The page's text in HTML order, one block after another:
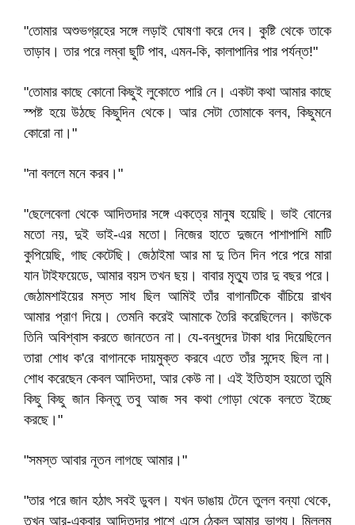
"তোমার অশুভগ্রহের সঙ্গে লড়াই ঘোষণা করে দেব। কুষ্টি থেকে তাকে
তাড়াব। তার পরে লম্বা ছুটি পাব, এমন-কি, কালাপানির পার পর্যন্ত!"
"তোমার কাছে কোনো কিছুই লুকোতে পারি নে। একটা কথা আমার কাছে
স্পষ্ট হয়ে উঠছে কিছুদিন থেকে। আর সেটা তোমাকে বলব, কিছুমনে
কোরো না।"
"না বললে মনে করব।"
"ছেলেবেলা থেকে আদিতদার সঙ্গে একত্রে মানুষ হয়েছি। ভাই বোনের
মতো নয়, দুই ভাই-এর মতো। নিজের হাতে দুজনে পাশাপাশি মাটি
কুপিয়েছি, গাছ কেটেছি। জেঠাইমা আর মা দু তিন দিন পরে পরে মারা
যান টাইফয়েডে, আমার বয়স তখন ছয়। বাবার মৃত্যু তার দু বছর পরে।
জেঠামশাইয়ের মস্ত সাধ ছিল আমিই তাঁর বাগানটিকে বাঁচিয়ে রাখব
আমার প্রাণ দিয়ে। তেমনি করেই আমাকে তৈরি করেছিলেন। কাউকে
তিনি অবিশ্বাস করতে জানতেন না। যে-বন্ধুদের টাকা ধার দিয়েছিলেন
তারা শোধ ক'রে বাগানকে দায়মুক্ত করবে এতে তাঁর সন্দেহ ছিল না।
শোধ করেছেন কেবল আদিতদা, আর কেউ না। এই ইতিহাস হয়তো তুমি
কিছু কিছু জান কিন্তু তবু আজ সব কথা গোড়া থেকে বলতে ইচ্ছে
করছে।"
"সমস্ত আবার নূতন লাগছে আমার।"
"তার পরে জান হঠাৎ সবই ডুবল। যখন ডাঙায় টেনে তুলল বন্যা থেকে,
তখন আর-একবার আদিতদার পাশে এসে ঠেকল আমার ভাগ্য। মিললুম